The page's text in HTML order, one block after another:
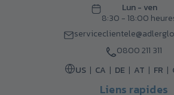
Lun - ven
8:30 - 18:00
0800 211 311
US
CA DE AT FR
Liens rapides